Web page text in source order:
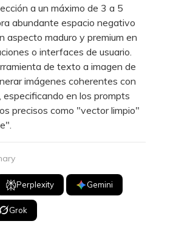
a un máximo de 3 a 5
abundante espacio negativo
aspecto maduro y premium en
o interfaces de usuario.
de texto a imagen de
imágenes coherentes con
especificando en los prompts
precisos como "vector limpio"
Perplexity Gemini
Grok